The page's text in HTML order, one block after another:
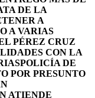
DE LA
A
A VARIAS
PÉREZ CRUZ
CON LA
POLICÍA DE
POR PRESUNTO
ATIENDE